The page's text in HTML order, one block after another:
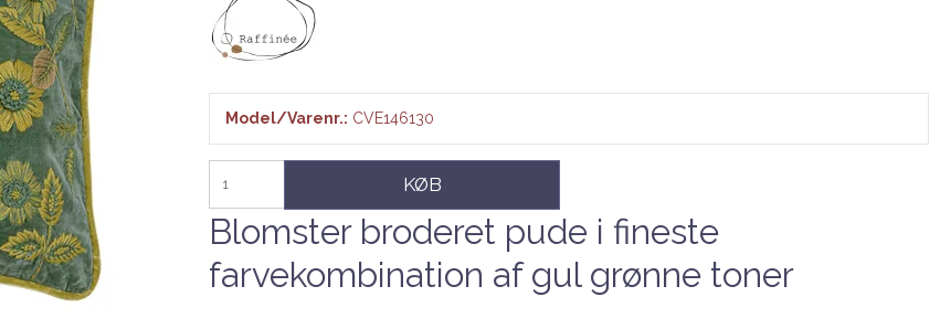
Model/Varenr.: CVE146130
KØB
Blomster broderet pude i fineste
farvekombination af gul grønne toner